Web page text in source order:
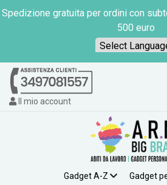
Spedizione gratuita per ordini con
500 euro
Il mio account
Gadget A-Z
Gadget